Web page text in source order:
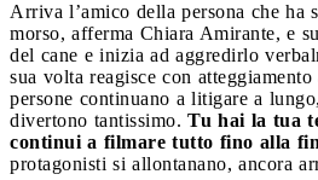
Arriva l’amico della persona che ha
morso, afferma Chiara Amirante, e
del cane e inizia ad aggredirlo
sua volta reagisce con
persone continuano a litigare a
divertono tantissimo. Tu hai la tua
continui a filmare tutto fino alla
protagonisti si allontanano, ancora